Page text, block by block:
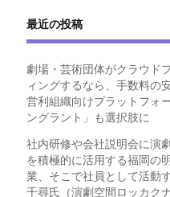
最近の投稿
劇場・芸術団体がクラウド
ィングするなら、手数料の
営利組織向けプラットフォ
ングラント」も選択肢に
社内研修や会社説明会に演
を積極的に活用する福岡の
業、そこで社員として活動
千尋氏（演劇空間ロッカクナ